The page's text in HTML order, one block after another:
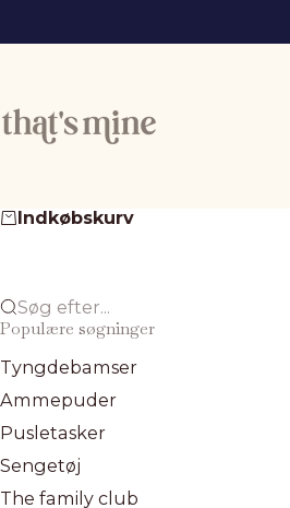
That's Mine
Indkøbskurv
Søg efter...
Populære søgninger
Tyngdebamser
Ammepuder
Pusletasker
Sengetøj
The family club